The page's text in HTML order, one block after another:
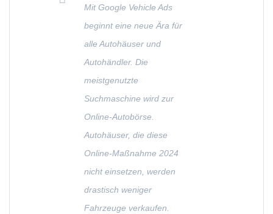
Mit Google Vehicle Ads
beginnt eine neue Ära für
alle Autohäuser und
Autohändler. Die
meistgenutzte
Suchmaschine wird zur
Online-Autobörse.
Autohäuser, die diese
Online-Maßnahme 2024
nicht einsetzen, werden
drastisch weniger
Fahrzeuge verkaufen.